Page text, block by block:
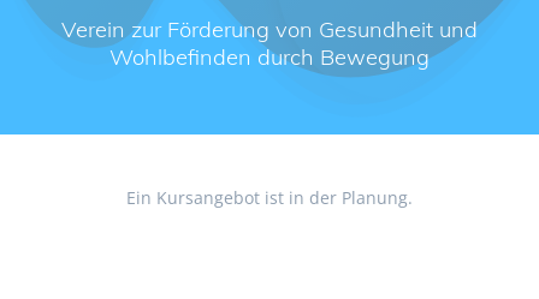
Verein zur Förderung von Gesundheit und
Wohlbefinden durch Bewegung
Ein Kursangebot ist in der Planung.